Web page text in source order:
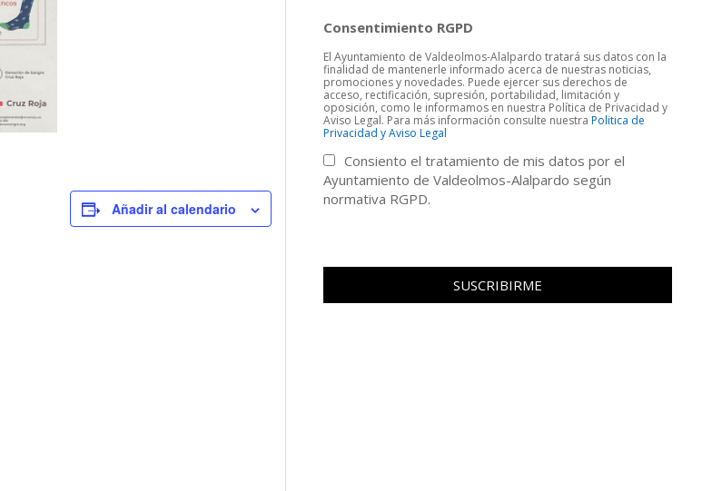
Añadir al calendario
Consentimiento RGPD
El Ayuntamiento de Valdeolmos-Alalpardo tratará sus datos con la
finalidad de mantenerle informado acerca de nuestras noticias,
promociones y novedades. Puede ejercer sus derechos de
acceso, rectificación, supresión, portabilidad, limitación y
oposición, como le informamos en nuestra Política de Privacidad y
Aviso Legal. Para más información consulte nuestraPolitica de
Privacidad y Aviso Legal
Consiento el tratamiento de mis datos por el
Ayuntamiento de Valdeolmos-Alalpardo según
normativa RGPD.